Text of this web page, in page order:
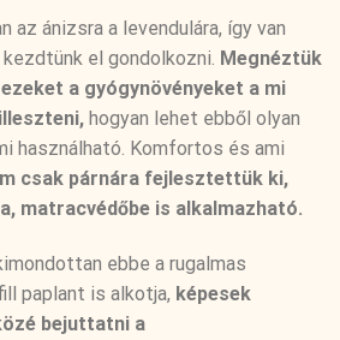
az ánizsra a levendulára, így van
el gondolkozni. Megnéztük
a gyógynövényeket a mi
hogyan lehet ebből olyan
használható. Komfortos és ami
csak párnára fejlesztettük ki,
matracvédőbe is alkalmazható.
ebbe a rugalmas
paplant is alkotja, képesek
bejuttatni a